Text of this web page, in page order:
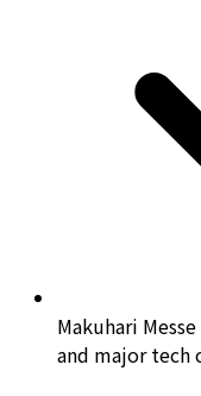
Makuhari
and major tech